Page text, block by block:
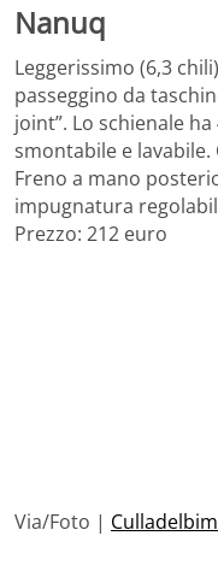
Nanuq
Leggerissimo (6,3
passeggino da
joint”. Lo schienale
smontabile e
Freno a mano
impugnatura
Prezzo: 212 euro
Via/Foto |